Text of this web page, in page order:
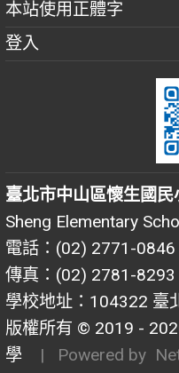
本站使用正體字
登入
臺北市中山區懷生國民
Sheng Elementary
電話：(02) 2771-0846
傳真：(02) 2781-8293
學校地址：104322 臺
版權所有 © 2019 -
學
| Powered by